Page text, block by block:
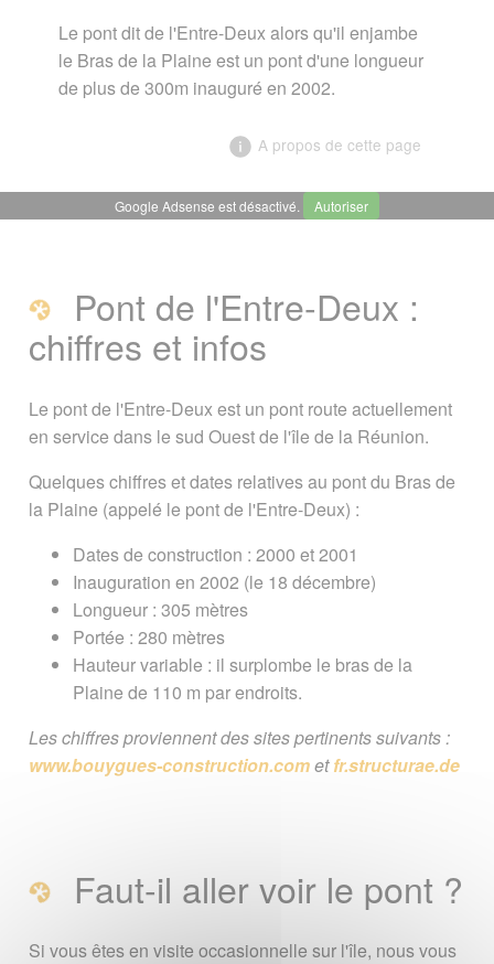
Le pont dit de l'Entre-Deux alors qu'il enjambe
le Bras de la Plaine est un pont d'une longueur
de plus de 300m inauguré en 2002.
A propos de cette page
Pont de l'Entre-Deux : chiffres et infos
Photos du pont de l'Entre Deux
Page créée le 15 décembre 2011.
Vous êtes ici : Accueil/ Ile de la Reunion
/Visiter la Réunion par ses communes
Entre-Deux/Pont de l'Entre Deux
Signaler une erreur ou Proposer une
Google Adsense est désactivé. Autoriser
Pont de l'Entre-Deux :
chiffres et infos
Le pont de l'Entre-Deux est un pont route actuellement
en service dans le sud Ouest de l'île de la Réunion.
Quelques chiffres et dates relatives au pont du Bras de
la Plaine (appelé le pont de l'Entre-Deux) :
Dates de construction : 2000 et 2001
Inauguration en 2002 (le 18 décembre)
Longueur : 305 mètres
Portée : 280 mètres
Hauteur variable : il surplombe le bras de la
Plaine de 110 m par endroits.
Les chiffres proviennent des sites pertinents suivants :
www.bouygues-construction.cometfr.structurae.de
Faut-il aller voir le pont ?
Si vous êtes en visite occasionnelle sur l'île, nous vous